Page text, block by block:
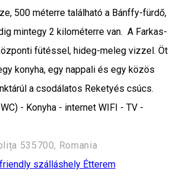
500 méterre található a Bánffy-fürdő,
mintegy 2 kilométerre van. A Farkas-
fütéssel, hideg-meleg vizzel. Öt
konyha, egy nappali és egy közös
a csodálatos Reketyés csúcs.
- Konyha - internet WIFI - TV -
535700, Romania
szálláshely Étterem